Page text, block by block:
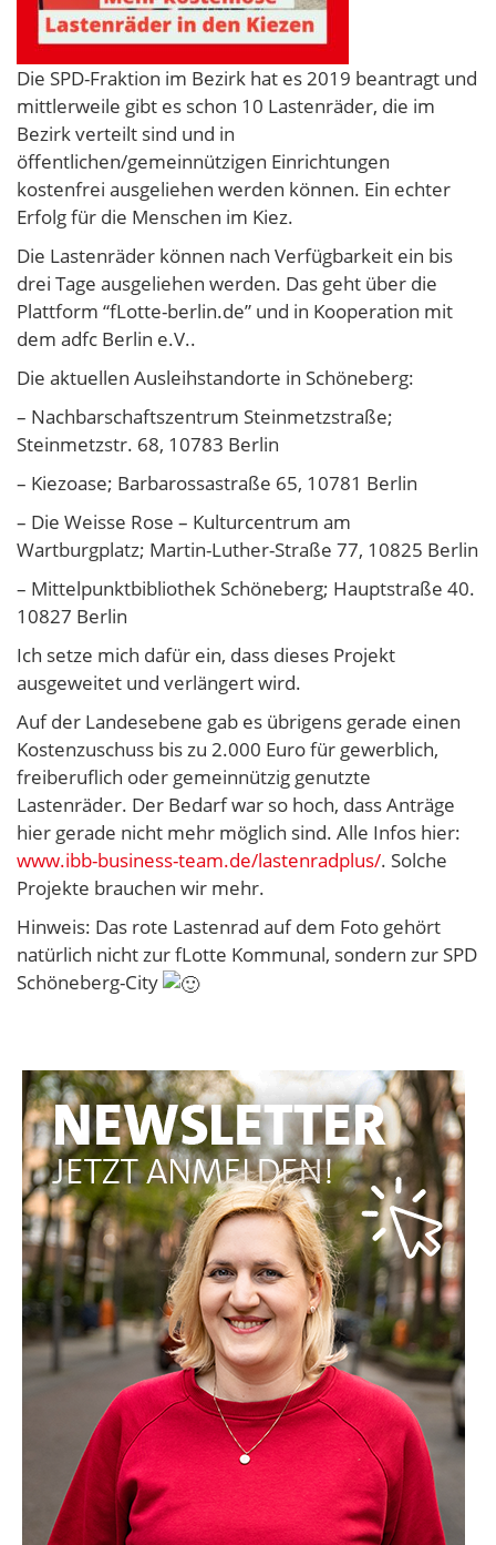
Die SPD-Fraktion im Bezirk hat es 2019 beantragt und
mittlerweile gibt es schon 10 Lastenräder, die im
Bezirk verteilt sind und in
öffentlichen/gemeinnützigen Einrichtungen
kostenfrei ausgeliehen werden können. Ein echter
Erfolg für die Menschen im Kiez.
Die Lastenräder können nach Verfügbarkeit ein bis
drei Tage ausgeliehen werden. Das geht über die
Plattform “fLotte-berlin.de” und in Kooperation mit
dem adfc Berlin e.V..
Die aktuellen Ausleihstandorte in Schöneberg:
– Nachbarschaftszentrum Steinmetzstraße;
Steinmetzstr. 68, 10783 Berlin
– Kiezoase; Barbarossastraße 65, 10781 Berlin
– Die Weisse Rose – Kulturcentrum am
Wartburgplatz; Martin-Luther-Straße 77, 10825 Berlin
– Mittelpunktbibliothek Schöneberg; Hauptstraße 40.
10827 Berlin
Ich setze mich dafür ein, dass dieses Projekt
ausgeweitet und verlängert wird.
Auf der Landesebene gab es übrigens gerade einen
Kostenzuschuss bis zu 2.000 Euro für gewerblich,
freiberuflich oder gemeinnützig genutzte
Lastenräder. Der Bedarf war so hoch, dass Anträge
hier gerade nicht mehr möglich sind. Alle Infos hier:
www.ibb-business-team.de/lastenradplus/. Solche
Projekte brauchen wir mehr.
Hinweis: Das rote Lastenrad auf dem Foto gehört
natürlich nicht zur fLotte Kommunal, sondern zur SPD
Schöneberg-City